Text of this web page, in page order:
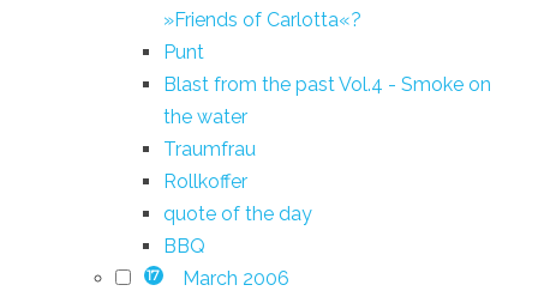
»Friends of Carlotta«?
Punt
Blast from the past Vol.4 - Smoke on
the water
Traumfrau
Rollkoffer
quote of the day
BBQ
17 March 2006